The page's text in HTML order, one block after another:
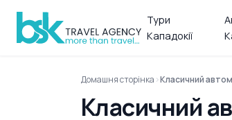
Тури
Кападокії
Домашня сторінка Класичний
Класичний